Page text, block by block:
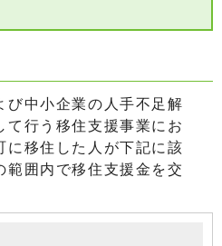
び中小企業の人手不足解
行う移住支援事業にお
に移住した人が下記に該
範囲内で移住支援金を交